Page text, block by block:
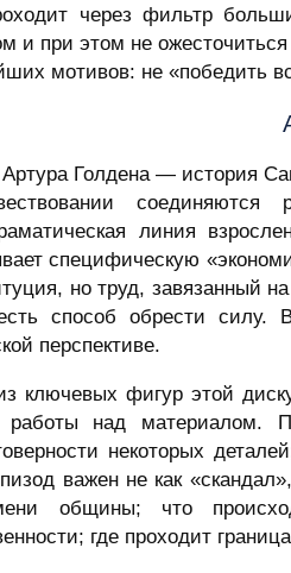
через фильтр
и при этом не
мотивов: не «победить
Голдена — история
соединяются
линия
специфическую
но труд, завязанный
способ обрести силу.
перспективе.
ключевых фигур этой
работы над материалом.
некоторых
важен не как
общины; что
где проходит